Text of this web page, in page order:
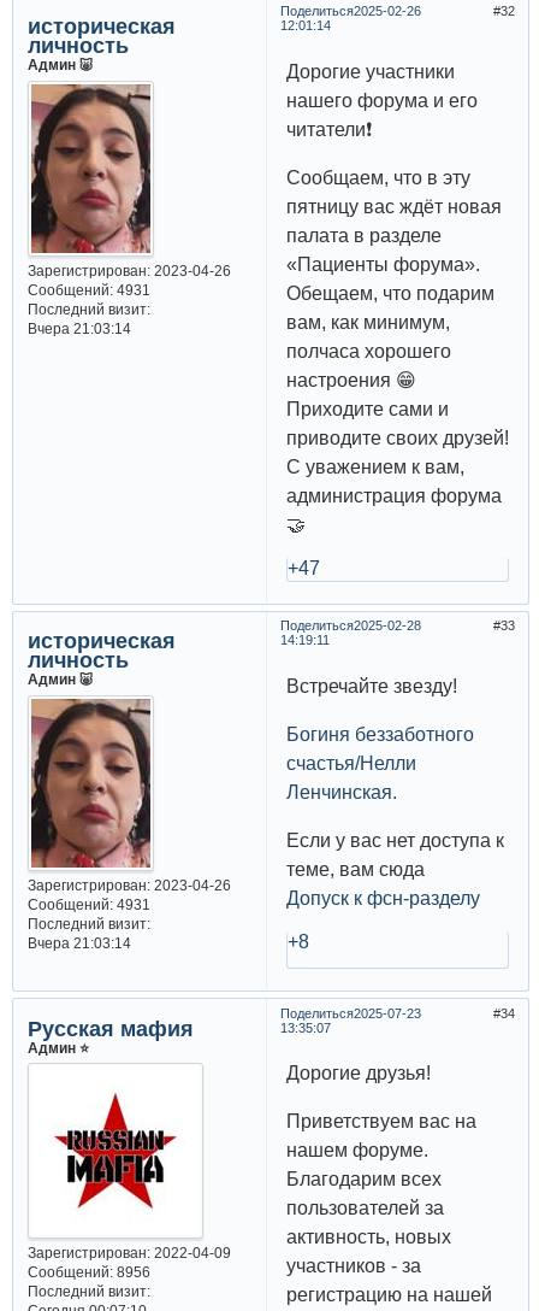
Поделиться 32
2025-02-26
12:01:14
историческая
личность
Админ 🐷
Зарегистрирован: 2023-04-26
Сообщений:4931
Последний визит:
Вчера 21:03:14
Дорогие участники
нашего форума и его
читатели❗️
Сообщаем, что в эту
пятницу вас ждёт новая
палата в разделе
«Пациенты форума».
Обещаем, что подарим
вам, как минимум,
полчаса хорошего
настроения 😁
Приходите сами и
приводите своих друзей!
С уважением к вам,
администрация форума
🤝
+47
Поделиться 33
2025-02-28
14:19:11
историческая
личность
Админ 🐷
Зарегистрирован: 2023-04-26
Сообщений:4931
Последний визит:
Вчера 21:03:14
Встречайте звезду!
Богиня беззаботного
счастья/Нелли
Ленчинская.
Если у вас нет доступа к
теме, вам сюда
Допуск к фсн-разделу
+8
Поделиться 34
2025-07-23
13:35:07
Русская мафия
Админ ⭐️
Зарегистрирован: 2022-04-09
Сообщений:8956
Последний визит:
Дорогие друзья!
Приветствуем вас на
нашем форуме.
Благодарим всех
пользователей за
активность, новых
участников - за
регистрацию на нашей